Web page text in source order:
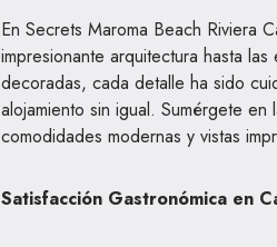
En Secrets Maroma Beach Riviera
impresionante arquitectura hasta
decoradas, cada detalle ha sido
alojamiento sin igual. Sumérgete
comodidades modernas y vistas
Satisfacción Gastronómica en